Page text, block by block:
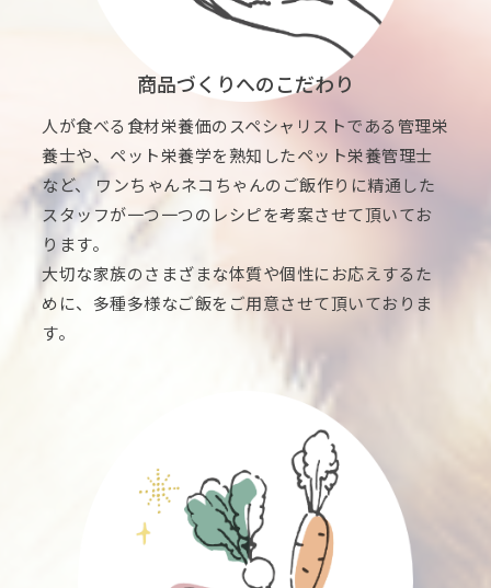
商品づくりへのこだわり
人が食べる食材栄養価のスペシャリストである管理栄
養士や、ペット栄養学を熟知したペット栄養管理士
など、 ワンちゃんネコちゃんのご飯作りに精通した
スタッフが一つ一つのレシピを考案させて頂いてお
ります。
大切な家族のさまざまな体質や個性にお応えするた
めに、多種多様なご飯をご用意させて頂いておりま
す。